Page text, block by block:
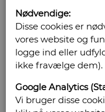
Nødvendige:
Disse cookies er
vores website og
logge ind eller
ikke fravælge dem).
Google Analytics
Vi bruger disse